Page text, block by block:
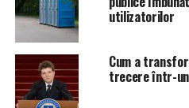
Olguța Vasilescu pregătește
va avea probleme mari |
Una caldă, una rece, de la
cursul valutar | BacauAZI
utilizatorilor
Cum a
trecere într-